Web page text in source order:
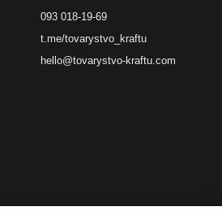
093 018-19-69
t.me/tovarystvo_kraftu
hello@tovarystvo-kraftu.com